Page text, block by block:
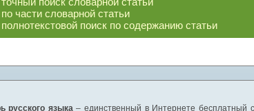
по части словарной статьи
полнотекстовой поиск по содержанию статьи
русского языка– единственный в Интернете бесплатный